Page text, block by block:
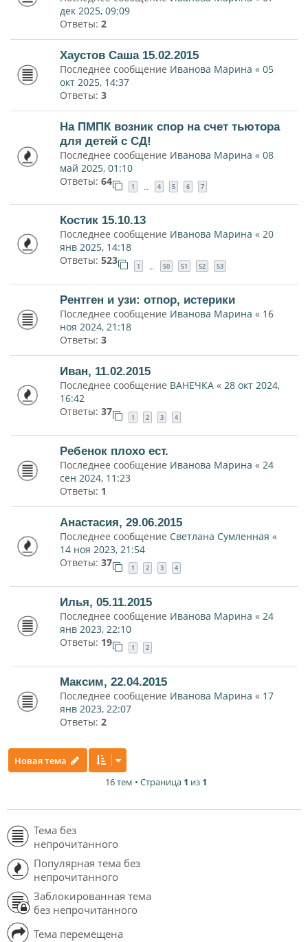
дек 2025, 09:09
Ответы: 2
Хаустов Саша 15.02.2015
Последнее сообщение Иванова Марина « 05
окт 2025, 14:37
Ответы: 3
На ПМПК возник спор на счет тьютора
для детей с СД!
Последнее сообщение Иванова Марина « 08
май 2025, 01:10
Ответы: 64 1 … 4 5 6 7
Костик 15.10.13
Последнее сообщение Иванова Марина « 20
янв 2025, 14:18
Ответы: 523 1 … 50 51 52 53
Рентген и узи: отпор, истерики
Последнее сообщение Иванова Марина « 16
ноя 2024, 21:18
Ответы: 3
Иван, 11.02.2015
Последнее сообщение ВАНЕЧКА « 28 окт 2024,
16:42
Ответы: 37 1 2 3 4
Ребенок плохо ест.
Последнее сообщение Иванова Марина « 24
сен 2024, 11:23
Ответы: 1
Анастасия, 29.06.2015
Последнее сообщение Светлана Сумленная «
14 ноя 2023, 21:54
Ответы: 37 1 2 3 4
Илья, 05.11.2015
Последнее сообщение Иванова Марина « 24
янв 2023, 22:10
Ответы: 19 1 2
Максим, 22.04.2015
Последнее сообщение Иванова Марина « 17
янв 2023, 22:07
Ответы: 2
Новая тема
16 тем • Страница 1 из 1
Тема без
непрочитанного
Популярная тема без
непрочитанного
Заблокированная тема
без непрочитанного
Тема перемещена